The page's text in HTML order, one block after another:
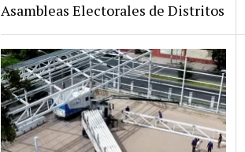
Asambleas Electorales de Distritos